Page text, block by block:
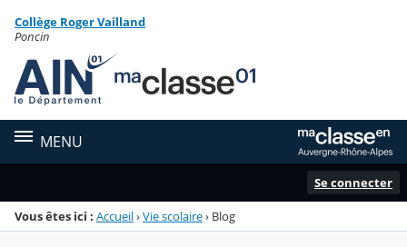
Menu de la rubrique
Contenu
Collège Roger Vailland
Poncin
MENU
Se connecter
Vous êtes ici : Accueil›Vie scolaire› Blog